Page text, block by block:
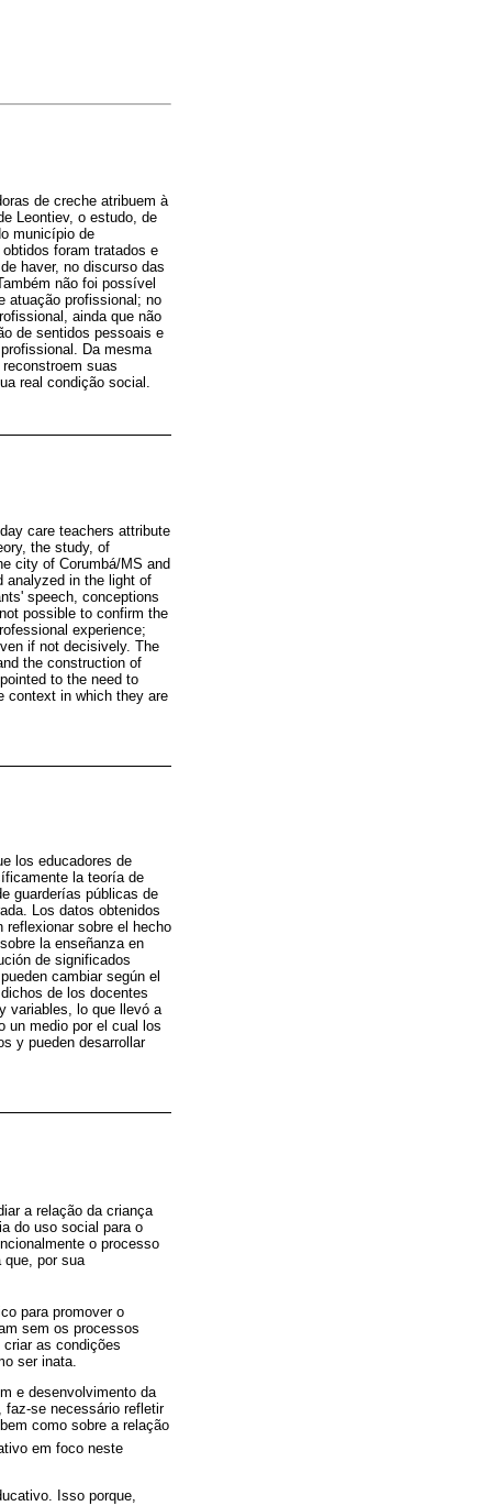
de creche atribuem à
Leontiev, o estudo, de
município de
foram tratados e
haver, no discurso das
não foi possível
atuação profissional; no
ainda que não
de sentidos pessoais e
Da mesma
suas
real condição social.
care teachers attribute
the study, of
city of Corumbá/MS and
analyzed in the light of
speech, conceptions
possible to confirm the
experience;
if not decisively. The
the construction of
to the need to
context in which they are
los educadores de
la teoría de
guarderías públicas de
Los datos obtenidos
sobre el hecho
la enseñanza en
de significados
cambiar según el
de los docentes
variables, lo que llevó a
un medio por el cual los
y pueden desarrollar
a relação da criança
do uso social para o
o processo
que, por sua
para promover o
sem os processos
as condições
ser inata.
e desenvolvimento da
faz-se necessário refletir
como sobre a relação
em foco neste
Isso porque,